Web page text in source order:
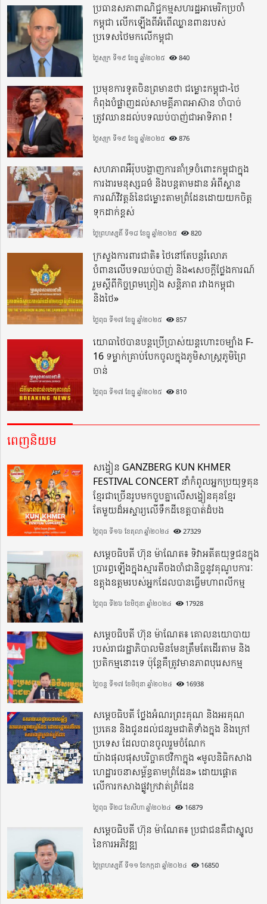
ប្រធានសភាពាណិជ្ជកម្មសហរដ្ឋអាមេរិកប្រចាំ
កម្ពុជា លើកឡើងពីអំពើឈ្លានពានរបស់
ប្រទេសថៃមកលើកម្ពុជា
ថ្ងៃសុក្រ ទី១៩ ខែធ្នូ ឆ្នាំ២០២៥ 840
ប្រមុខការទូតចិនព្រមានថា ជម្លោះកម្ពុជា-ថៃ
កំពុងបំផ្លាញដល់សាមគ្គីភាពអាស៊ាន ចាំបាច់
ត្រូវឈានដល់បទឈប់បាញ់ជាអាទិភាព !
ថ្ងៃសុក្រ ទី១៩ ខែធ្នូ ឆ្នាំ២០២៥ 876
សហភាពអឺរ៉ុបបង្ហាញការគាំទ្រចំពោះកម្ពុជាក្នុង
ការងារមនុស្សធម៌ និងបន្តតាមដាន អំពីស្ថាន
ការណ៍វិវត្តន៍នៃជម្លោះតាមព្រំដែនដោយយកចិត្ត
ទុកដាក់ខ្ពស់
ថ្ងៃព្រហស្បតិ៍ ទី១៨ ខែធ្នូ ឆ្នាំ២០២៥ 820
ក្រសួងការពារជាតិ៖ ថៃនៅតែបន្តរំលោភ
បំពានលើបទឈប់បាញ់ និង«សេចក្តីថ្លែងការណ៍
រួមស្តីពីកិច្ចព្រមព្រៀង សន្តិភាព រវាងកម្ពុជា
និងថៃ»
ថ្ងៃពុធ ទី១៧ ខែធ្នូ ឆ្នាំ២០២៥ 857
យោធាថៃបានបន្តប្រើប្រាស់យន្តហោះចម្បាំង F-
16 ទម្លាក់គ្រាប់បែកចូលក្នុងភូមិសាស្ត្រភូមិព្រៃ
ចាន់
ថ្ងៃពុធ ទី១៧ ខែធ្នូ ឆ្នាំ២០២៥ 810
ពេញនិយម
សង្វៀន GANZBERG KUN KHMER
FESTIVAL CONCERT នាំកំពូលអ្នកប្រយុទ្ធគុន
ខ្មែរជាច្រើនរូបមកចួបគ្នាលើសង្វៀនគុនខ្មែរ
តែមួយដ៏អស្ចារ្យលើទឹកដីខេត្តបាត់ដំបង
ថ្ងៃពុធ ទី១៦ ខែតុលា ឆ្នាំ២០២៤ 27329
សម្តេចធិបតី ហ៊ុន ម៉ាណែត៖ ទិវាអតីតយុទ្ធជនក្នុង
ប្រារព្ធឡើងក្នុងស្មារតីចងចាំជានិច្ចនូវគុណូបការៈ
ឧត្តុងឧត្តមរបស់អ្នកដែលបានធ្វើមហាពលីកម្ម
ថ្ងៃពុធ ទី២៦ ខែមិថុនា ឆ្នាំ២០២៤ 17928
សម្តេចធិបតី ហ៊ុន ម៉ាណែត៖ គោលនយោបាយ
របស់រាជរដ្ឋាភិបាលមិនមែនត្រឹមតែដើរតាម និង
ប្រតិកម្មនោះទេ ប៉ុន្តែគឺត្រូវមានភាពបុរេសកម្ម
ថ្ងៃចន្ទ ទី១៧ ខែមិថុនា ឆ្នាំ២០២៤ 16938
សម្តេចធិបតី ថ្លែងអំណរព្រះគុណ និងអរគុណ
ប្រគេន និងជូនដល់ជនរួមជាតិទាំងក្នុង​ និងក្រៅ
ប្រទេស​ ដែលបានចូលរួមចំណែក
យ៉ាងផុលផុសបរិច្ចាគថវិកាក្នុង «មូលនិធិកសាង
ហេដ្ឋារចនាសម្ព័ន្ធតាមព្រំដែន» ដោយផ្ដោត
លើការកសាងផ្លូវក្រវាត់ព្រំដែន
ថ្ងៃពុធ ទី២៨ ខែសីហា ឆ្នាំ២០២៤ 16879
សម្តេចធិបតី ហ៊ុន ម៉ាណែត៖ ប្រជាជនគឺជាស្នូល
នៃការអភិវឌ្ឍ
ថ្ងៃព្រហស្បតិ៍ ទី១១ ខែកក្កដា ឆ្នាំ២០២៤ 16850